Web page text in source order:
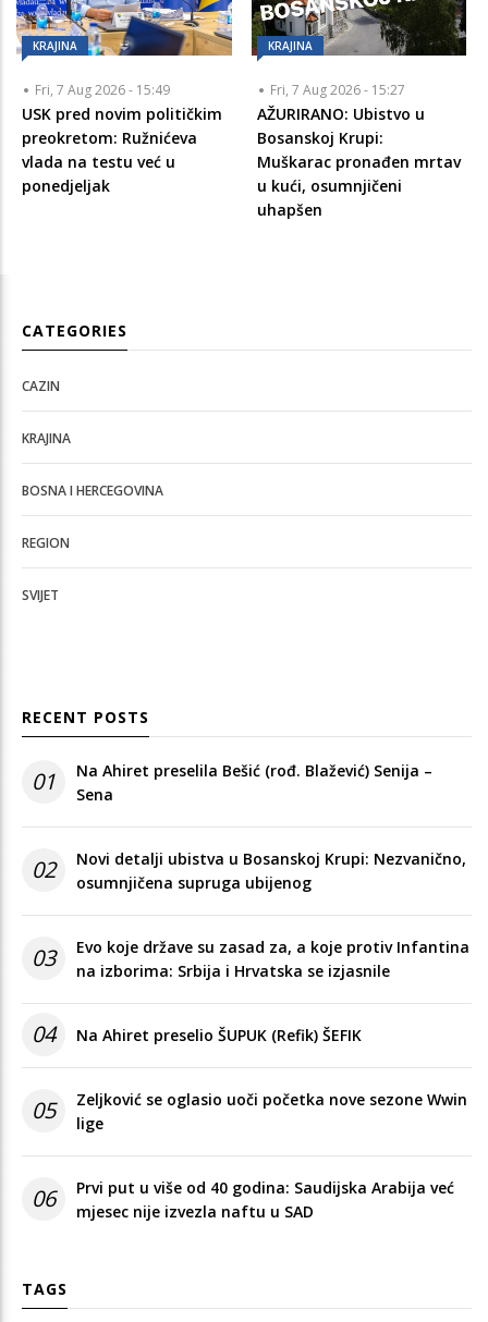
KRAJINA
Fri, 7 Aug 2026 - 15:49
USK pred novim političkim
preokretom: Ružnićeva
vlada na testu već u
ponedjeljak
KRAJINA
Fri, 7 Aug 2026 - 15:27
AŽURIRANO: Ubistvo u
Bosanskoj Krupi:
Muškarac pronađen mrtav
u kući, osumnjičeni
uhapšen
CATEGORIES
CAZIN
KRAJINA
BOSNA I HERCEGOVINA
REGION
SVIJET
RECENT POSTS
01
Na Ahiret preselila Bešić (rođ. Blažević) Senija –
Sena
02
Novi detalji ubistva u Bosanskoj Krupi: Nezvanično,
osumnjičena supruga ubijenog
03
Evo koje države su zasad za, a koje protiv Infantina
na izborima: Srbija i Hrvatska se izjasnile
04 Na Ahiret preselio ŠUPUK (Refik) ŠEFIK
05
Zeljković se oglasio uoči početka nove sezone Wwin
lige
06
Prvi put u više od 40 godina: Saudijska Arabija već
mjesec nije izvezla naftu u SAD
TAGS